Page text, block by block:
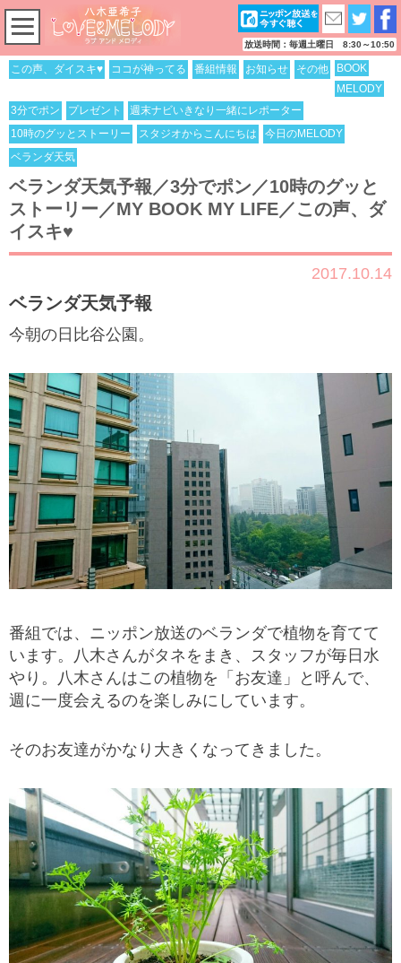
放送時間：毎週土曜日 8:30～10:50
この声、ダイスキ♥ ココが神ってる 番組情報 お知らせ その他
BOOK
MELODY
3分でポン
プレゼント
週末ナビいきなり一緒にレポーター
10時のグッとストーリー
スタジオからこんにちは
今日のMELODY
ベランダ天気
ベランダ天気予報／3分でポン／10時のグッと
ストーリー／MY BOOK MY LIFE／この声、ダ
イスキ♥
2017.10.14
ベランダ天気予報
今朝の日比谷公園。
番組では、ニッポン放送のベランダで植物を育てて
います。八木さんがタネをまき、スタッフが毎日水
やり。八木さんはこの植物を「お友達」と呼んで、
週に一度会えるのを楽しみにしています。
そのお友達がかなり大きくなってきました。